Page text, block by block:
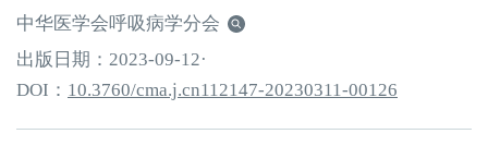
中华医学会呼吸病学分会
出版日期： 2023-09-12·
DOI： 10.3760/cma.j.cn112147-20230311-00126